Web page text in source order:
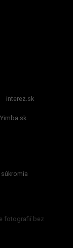
interez.sk
Yimba.sk
fotografií bez